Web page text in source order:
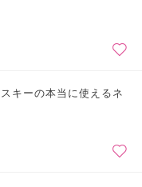
キーの本当に使えるネ